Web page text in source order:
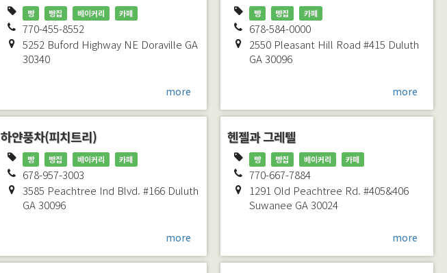
빵 빵집 베이커리 카페
770-455-8552
5252 Buford Highway NE Doraville GA
30340
more
하얀풍차(피치트리)
빵 빵집 베이커리 카페
678-957-3003
3585 Peachtree Ind Blvd. #166 Duluth
GA30096
more
빵 빵집 카페
678-584-0000
2550 Pleasant Hill Road #415 Duluth
GA30096
more
헨젤과 그레텔
빵 빵집 베이커리 카페
770-667-7884
1291 Old Peachtree Rd. #405&406
Suwanee GA30024
more